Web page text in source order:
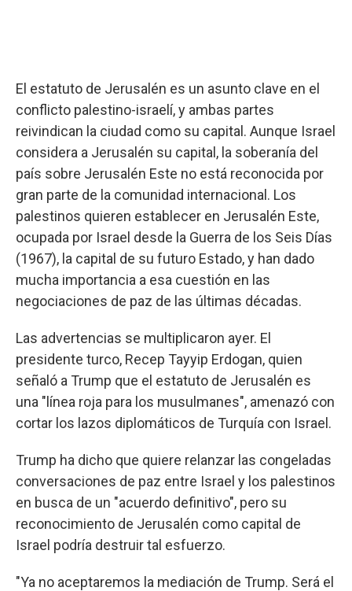
El estatuto de Jerusalén es un asunto clave en el
conflicto palestino-israelí, y ambas partes
reivindican la ciudad como su capital. Aunque Israel
considera a Jerusalén su capital, la soberanía del
país sobre Jerusalén Este no está reconocida por
gran parte de la comunidad internacional. Los
palestinos quieren establecer en Jerusalén Este,
ocupada por Israel desde la Guerra de los Seis Días
(1967), la capital de su futuro Estado, y han dado
mucha importancia a esa cuestión en las
negociaciones de paz de las últimas décadas.
Las advertencias se multiplicaron ayer. El
presidente turco, Recep Tayyip Erdogan, quien
señaló a Trump que el estatuto de Jerusalén es
una "línea roja para los musulmanes", amenazó con
cortar los lazos diplomáticos de Turquía con Israel.
Trump ha dicho que quiere relanzar las congeladas
conversaciones de paz entre Israel y los palestinos
en busca de un "acuerdo definitivo", pero su
reconocimiento de Jerusalén como capital de
Israel podría destruir tal esfuerzo.
"Ya no aceptaremos la mediación de Trump. Será el